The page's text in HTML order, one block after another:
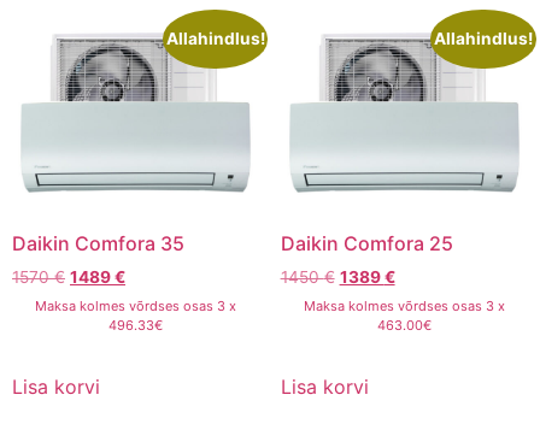
Allahindlus!
Daikin Comfora 35
1570€ 1489€
Maksa kolmes võrdses osas 3 x
496.33€
Lisa korvi
Allahindlus!
Daikin Comfora 25
1450€ 1389€
Maksa kolmes võrdses osas 3 x
463.00€
Lisa korvi